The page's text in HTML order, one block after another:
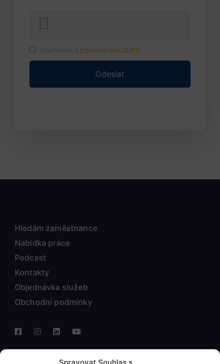
Souhlasím s podmínkami GDPR
Hledám zaměstnance
Nabídka práce
Podcast
Kontakty
Objednávka služeb
Obchodní podmínky